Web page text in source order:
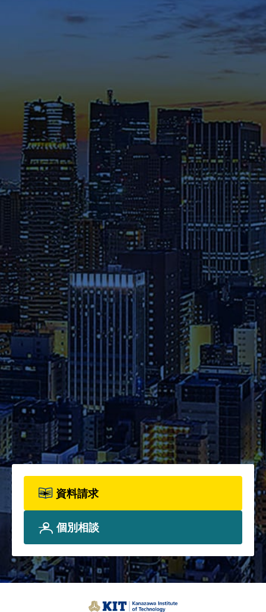
囲気やキャンパスの熱気を感じ
これまでに様々なメディアで紹
介された在学生や修了生の声、
さらには教員のメッセージ等を
ご覧ください。
募集要項
本学へのご出願を検討されてい
る方は、お早めに出願期間・試
験日程・提出書類・納入金など
の詳細をご確認ください。
資料請求
2026年度パンフレット配布開
始！カリキュラム全体、各科目
詳細、院生プロフィールについ
て、詳しく知りたい方は資料請
求フォームからお申込みくださ
い。
資料請求
個別相談